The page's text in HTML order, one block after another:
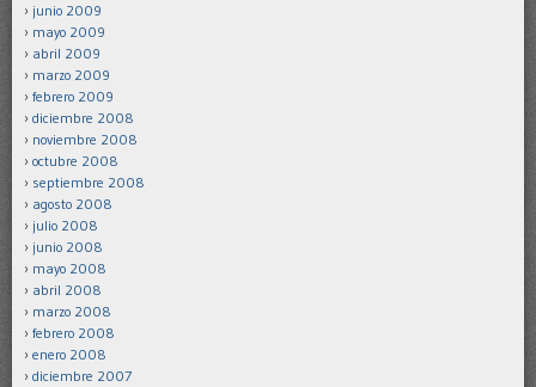
junio 2009
mayo 2009
abril 2009
marzo 2009
febrero 2009
diciembre 2008
noviembre 2008
octubre 2008
septiembre 2008
agosto 2008
julio 2008
junio 2008
mayo 2008
abril 2008
marzo 2008
febrero 2008
enero 2008
diciembre 2007